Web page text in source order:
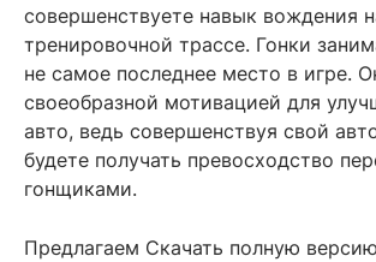
совершенствуете навык вождения
тренировочной трассе. Гонки
не самое последнее место в игре.
своеобразной мотивацией для
авто, ведь совершенствуя свой
будете получать превосходство
гонщиками.
Предлагаем Скачать полную